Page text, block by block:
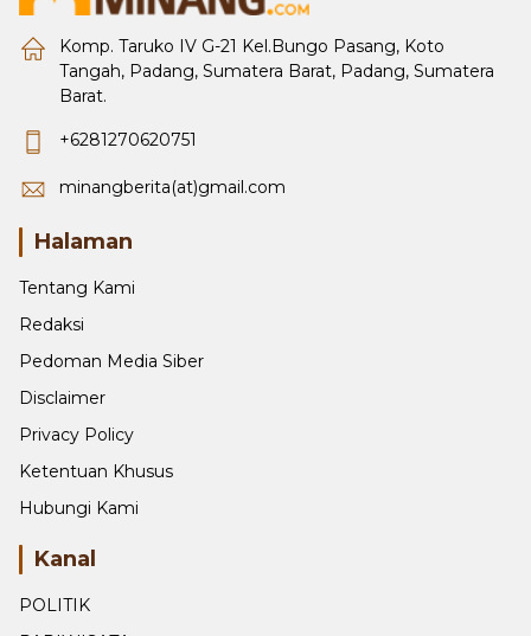
Komp. Taruko IV G-21 Kel.Bungo Pasang, Koto
Tangah, Padang, Sumatera Barat, Padang, Sumatera
Barat.
+6281270620751
minangberita(at)gmail.com
Halaman
Tentang Kami
Redaksi
Pedoman Media Siber
Disclaimer
Privacy Policy
Ketentuan Khusus
Hubungi Kami
Kanal
POLITIK